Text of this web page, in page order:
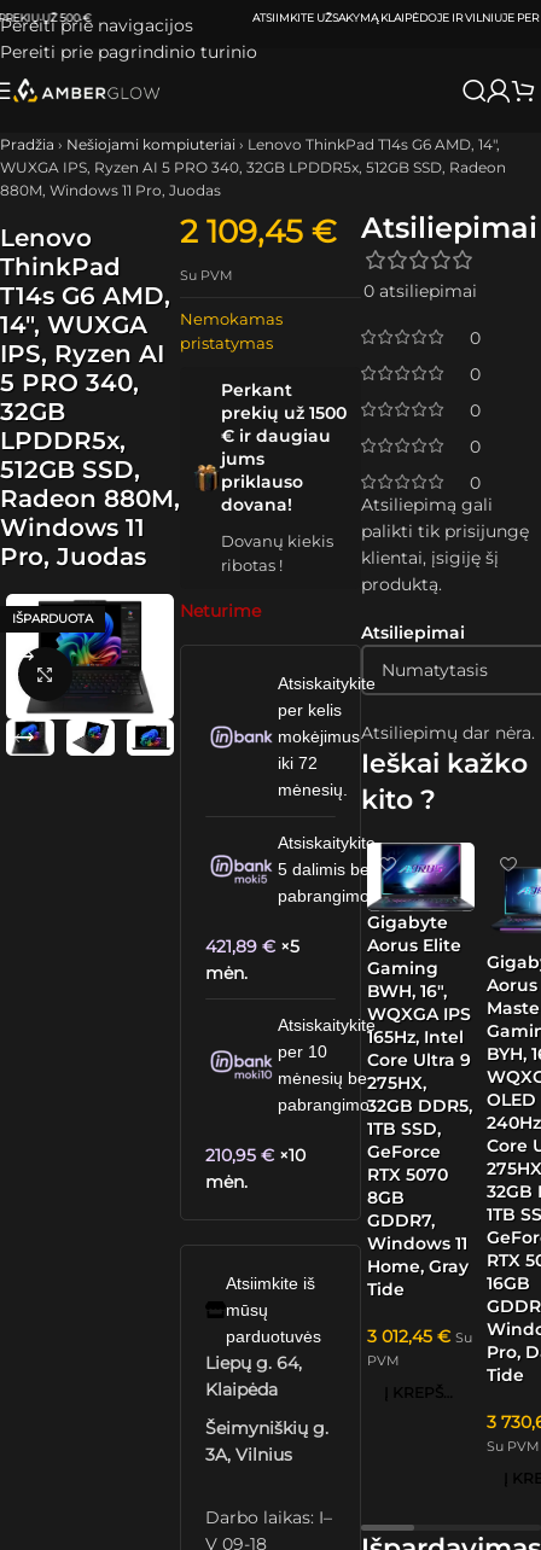
Pereiti prie navigacijos
Pereiti prie pagrindinio turinio
ATSIIMKITE UŽSAKYMĄ KLAIPĖDOJE IR VILNIUJEPER0-3 DARBO DIENAS.
Pradžia › Nešiojami kompiuteriai › Lenovo ThinkPad T14s G6 AMD, 14″,
WUXGA IPS, Ryzen AI 5 PRO 340, 32GB LPDDR5x, 512GB SSD, Radeon
880M, Windows 11 Pro, Juodas
Lenovo
ThinkPad
T14s G6 AMD,
14″, WUXGA
IPS, Ryzen AI
5 PRO 340,
32GB
LPDDR5x,
512GB SSD,
Radeon 880M,
Windows 11
Pro, Juodas
IŠPARDUOTA
Spustelėkite, kad padidintumėte
2 109,45€
Su PVM
Nemokamas
pristatymas
Perkant
prekių už 1500
€ ir daugiau
jums
priklauso
dovana!
Dovanų kiekis
ribotas !
Neturime
Atsiskaitykite
per kelis
mokėjimus
iki 72
mėnesių.
Atsiskaitykite
5 dalimis be
pabrangimo.
421,89€ ×5
mėn.
Atsiskaitykite
per 10
mėnesių be
pabrangimo.
210,95€ ×10
mėn.
Atsiimkite iš
mūsų
parduotuvės
Liepų g. 64,
Klaipėda
Šeimyniškių g.
3A, Vilnius
Darbo laikas: I–
V 09-18
Atsiliepimai
0 atsiliepimai
0
0
0
0
0
Atsiliepimai
Atsiliepimų dar nėra.
Atsiliepimą gali
palikti tik prisijungę
klientai, įsigiję šį
produktą.
Ieškai kažko
kito ?
Gigabyte
Aorus Elite
Gaming
BWH, 16″,
WQXGA IPS
165Hz, Intel
Core Ultra 9
275HX,
32GB DDR5,
1TB SSD,
GeForce
RTX 5070
8GB
GDDR7,
Windows 11
Home, Gray
Tide
3 012,45 € Su
PVM
Į KREPŠELĮ
Aorus
BYH,
OLED
Core
32GB
1TB
RTX
16GB
Pro,
Tide
3
Su PVM